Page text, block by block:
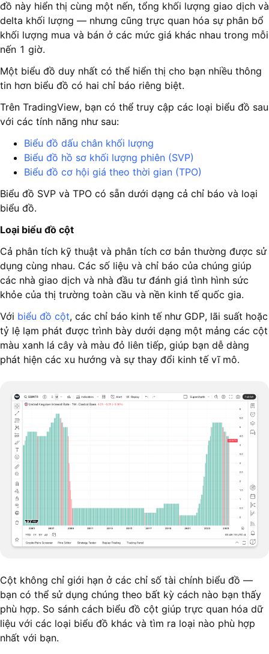
đồ này hiển thị cùng một nến, tổng khối lượng giao dịch và
delta khối lượng — nhưng cũng trực quan hóa sự phân bổ
khối lượng mua và bán ở các mức giá khác nhau trong mỗi
nến 1 giờ.
Một biểu đồ duy nhất có thể hiển thị cho bạn nhiều thông
tin hơn biểu đồ có hai chỉ báo riêng biệt.
Trên TradingView, bạn có thể truy cập các loại biểu đồ sau
với các tính năng như sau:
Biểu đồ dấu chân khối lượng
Biểu đồ hồ sơ khối lượng phiên (SVP)
Biểu đồ cơ hội giá theo thời gian (TPO)
Biểu đồ SVP và TPO có sẵn dưới dạng cả chỉ báo và loại
biểu đồ.
Loại biểu đồ cột
Cả phân tích kỹ thuật và phân tích cơ bản thường được sử
dụng cùng nhau. Các số liệu và chỉ báo của chúng giúp
các nhà giao dịch và nhà đầu tư đánh giá tình hình sức
khỏe của thị trường toàn cầu và nền kinh tế quốc gia.
Với biểu đồ cột, các chỉ báo kinh tế như GDP, lãi suất hoặc
tỷ lệ lạm phát được trình bày dưới dạng một mảng các cột
màu xanh lá cây và màu đỏ liên tiếp, giúp bạn dễ dàng
phát hiện các xu hướng và sự thay đổi kinh tế vĩ mô.
Cột không chỉ giới hạn ở các chỉ số tài chính biểu đồ —
bạn có thể sử dụng chúng theo bất kỳ cách nào bạn thấy
phù hợp. So sánh cách biểu đồ cột giúp trực quan hóa dữ
liệu với các loại biểu đồ khác và tìm ra loại nào phù hợp
nhất với bạn.